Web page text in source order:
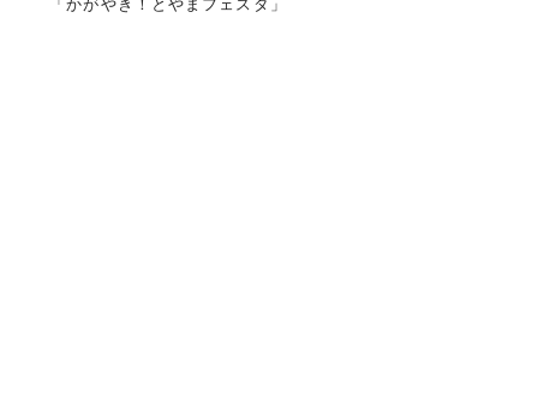
「かがやき！とやまフェスタ」